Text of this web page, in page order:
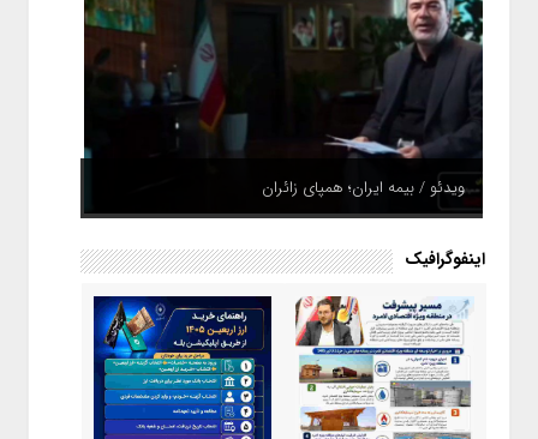
ویدئو / بیمه ایران؛ همپای زائران
اینفوگرافیک